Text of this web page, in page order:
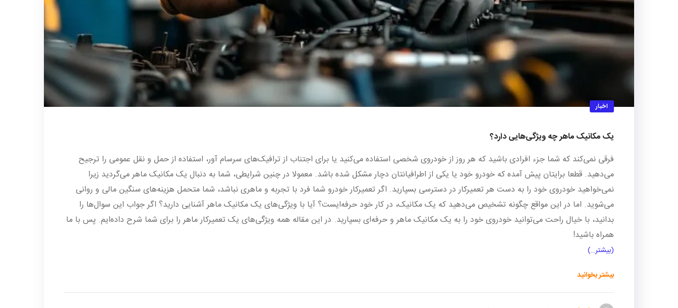
اخبار
یک مکانیک ماهر چه ویژگی‌هایی دارد؟
فرقی نمی‌کند که شما جزء افرادی باشید که هر روز از خودروی شخصی استفاده می‌کنید یا برای اجتناب از ترافیک‌های سرسام آور، استفاده از حمل و نقل عمومی را ترجیح
می‌دهید. قطعا برایتان پیش آمده که خودرو خود یا یکی از اطرافیانتان دچار مشکل شده باشد. معمولا در چنین شرایطی، شما به دنبال یک مکانیک ماهر می‌گردید زیرا
نمی‌خواهید خودروی خود را به دست هر تعمیرکار در دسترسی بسپارید. اگر تعمیرکار خودرو شما فرد با تجربه و ماهری نباشد، شما متحمل هزینه‌های سنگین مالی و روانی
می‌شوید. اما در این مواقع چگونه تشخیص می‌دهید که یک مکانیک، در کار خود حرفه‌ایست؟ آیا با ویژگی‌های یک مکانیک ماهر آشنایی دارید؟ اگر جواب این سوال‌ها را
بدانید، با خیال راحت می‌توانید خودروی خود را به یک مکانیک ماهر و حرفه‌ای بسپارید. در این مقاله همه ویژگی‌های یک تعمیرکار ماهر را برای شما شرح داده‌ایم. پس با ما
همراه باشید!
(بیشتر…)
بیشتر بخوانید